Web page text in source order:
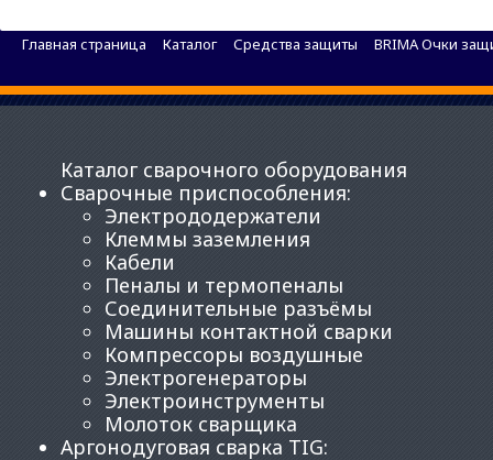
Главная страница Каталог Средства защиты BRIMA Очки
Каталог сварочного оборудования
Сварочные приспособления:
Электрододержатели
Клеммы заземления
Кабели
Пеналы и термопеналы
Соединительные разъёмы
Машины контактной сварки
Компрессоры воздушные
Электрогенераторы
Электроинструменты
Молоток сварщика
Аргонодуговая сварка TIG: